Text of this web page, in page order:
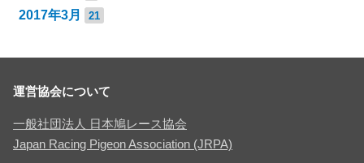
2017年3月 21
運営協会について
一般社団法人 日本鳩レース協会
Japan Racing Pigeon Association (JRPA)